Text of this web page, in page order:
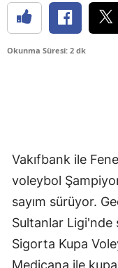
Okunma Süresi: 2 dk
Vakıfbank ile
voleybol
sayım sürüyor.
Sultanlar Ligi'nde
Sigorta Kupa
Medicana ile